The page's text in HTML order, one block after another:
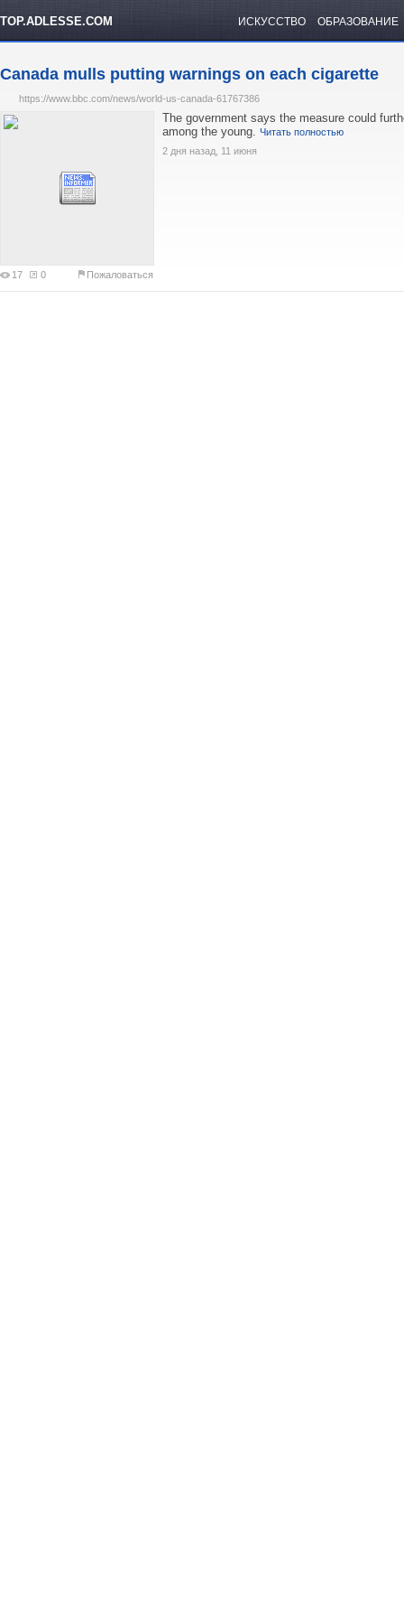
TOP.ADLESSE.COM ИСКУССТВО ОБРАЗОВАНИЕ
Canada mulls putting warnings on each cigarette
https://www.bbc.com/news/world-us-canada-61767386
17 0 Пожаловаться
The government says the measure could
among the young. Читать полностью
2 дня назад, 11 июня